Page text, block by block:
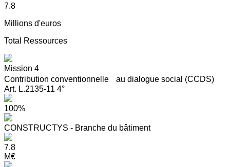
7.8
Millions d'euros
Total Ressources
Mission 4
Contribution conventionnelle au dialogue social (CCDS)
Art. L.2135-11 4°
100%
CONSTRUCTYS - Branche du bâtiment
7.8
M€